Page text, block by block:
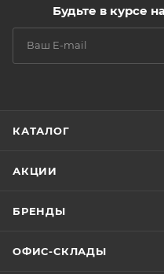
Будьте в курсе
КАТАЛОГ
АКЦИИ
БРЕНДЫ
ОФИС-СКЛАДЫ